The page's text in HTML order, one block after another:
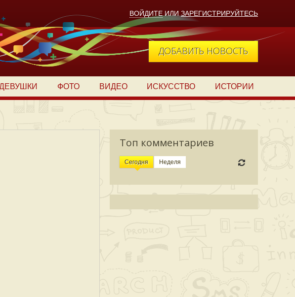
ВОЙДИТЕ ИЛИ ЗАРЕГИСТРИРУЙТЕСЬ
ДОБАВИТЬ НОВОСТЬ
ФОТО ВИДЕО ИСКУССТВО ИСТОРИИ
Топ комментариев
Сегодня Неделя